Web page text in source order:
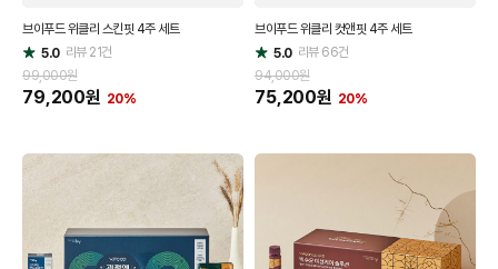
브이푸드 위클리 스킨핏 4주 세트
별
점
5.0 리뷰21건
99,000원
79,200원 20%
브이푸드 위클리 컷앤핏 4주 세트
별
점
5.0 리뷰66건
94,000원
75,200원 20%